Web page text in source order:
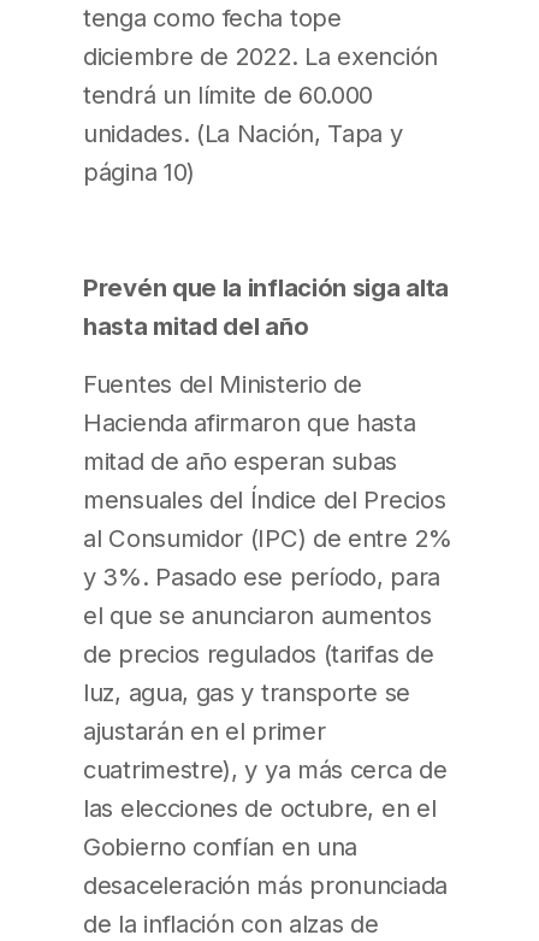
tenga como fecha tope
diciembre de 2022. La exención
tendrá un límite de 60.000
unidades. (La Nación, Tapa y
página 10)
Prevén que la inflación siga alta
hasta mitad del año
Fuentes del Ministerio de
Hacienda afirmaron que hasta
mitad de año esperan subas
mensuales del Índice del Precios
al Consumidor (IPC) de entre 2%
y 3%. Pasado ese período, para
el que se anunciaron aumentos
de precios regulados (tarifas de
luz, agua, gas y transporte se
ajustarán en el primer
cuatrimestre), y ya más cerca de
las elecciones de octubre, en el
Gobierno confían en una
desaceleración más pronunciada
de la inflación con alzas de